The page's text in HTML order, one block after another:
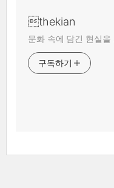
thekian
문화 속에 담긴 현실을
구독하기